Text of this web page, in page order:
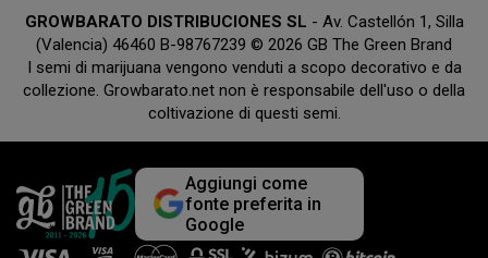
GROWBARATO DISTRIBUCIONES SL - Av. Castellón 1, Silla
(Valencia) 46460 B-98767239 © 2026 GB The Green Brand
I semi di marijuana vengono venduti a scopo decorativo e da
collezione. Growbarato.net non è responsabile dell'uso o della
coltivazione di questi semi.
Aggiungi come
fonte preferita in
Google